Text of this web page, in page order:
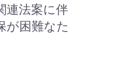
連法案に伴
が困難なた